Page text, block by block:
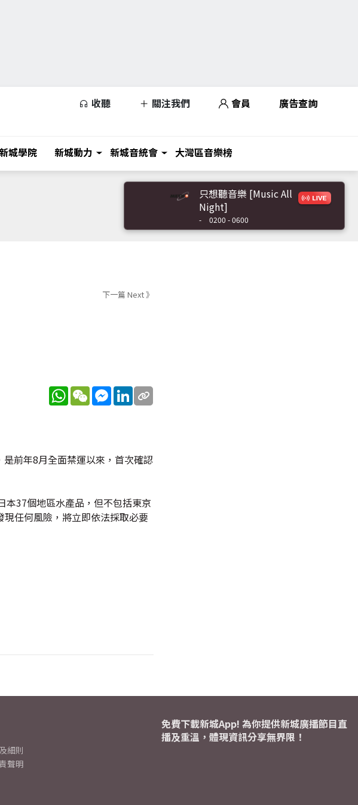
收聽 關注我們 會員 廣告查詢
城學院 新城動力 新城音統會 大灣區音樂榜
只想聽音樂 [Music All
Night]
- 0200 - 0600
下一篇 Next 》
WhatsApp
WeChatMessenger
LinkedIn
前年8月全面禁運以來，首次確認
本37個地區水產品，但不包括東京
任何風險，將立即依法採取必要
細則
聲明
免費下載新城App! 為你提供新城廣播節目直
播及重溫，體現資訊分享無界限！